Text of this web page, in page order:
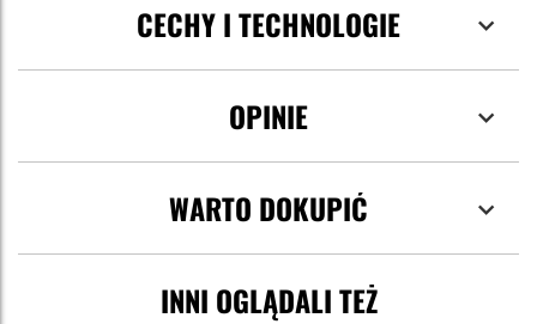
CECHY I TECHNOLOGIE
OPINIE
WARTO DOKUPIĆ
INNI OGLĄDALI TEŻ